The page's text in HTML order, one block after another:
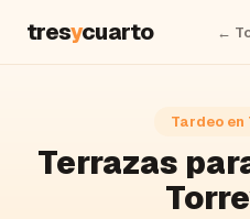
tresycuarto ←
Tardeo en
Terrazas